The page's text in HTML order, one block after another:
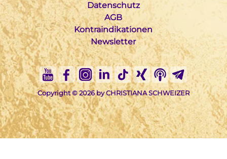
Datenschutz
AGB
Kontraindikationen
Newsletter
Copyright © 2026 by CHRISTIANA SCHWEIZER